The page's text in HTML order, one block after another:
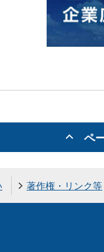
ペ
著作権・リンク等